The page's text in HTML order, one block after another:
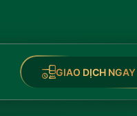
GIAO DỊCH NGAY